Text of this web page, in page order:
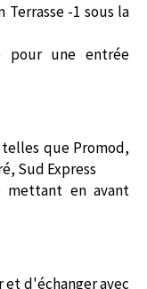
Terrasse -1 sous la
pour une entrée
telles que Promod,
Sud Express
mettant en avant
d'échanger avec